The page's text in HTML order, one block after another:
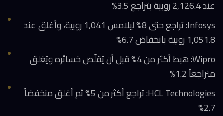
عند 2,126.4 روبية بتراجع 3.5%
Infosys: تراجع حتى 8% ليلامس 1,041 روبية، وأغلق عند
1,051.8 روبية بانخفاض 6.7%
Wipro: هبط أكثر من 4% قبل أن يُقلّص خسائره ويُغلق
متراجعاً 1.2%
HCL Technologies: تراجع أكثر من 5% ثم أغلق منخفضاً
2.7%